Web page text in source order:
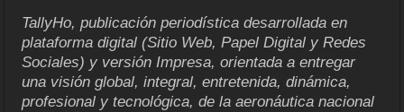
TallyHo, publicación periodística desarrollada en
plataforma digital (Sitio Web, Papel Digital y Redes
Sociales) y versión Impresa, orientada a entregar
una visión global, integral, entretenida, dinámica,
profesional y tecnológica, de la aeronáutica nacional